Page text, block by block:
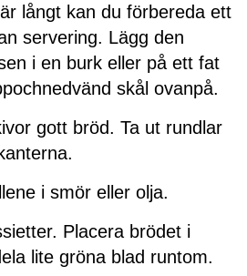
långt kan du förbereda ett
servering. Lägg den
i en burk eller på ett fat
skål ovanpå.
gott bröd. Ta ut rundlar
i smör eller olja.
Placera brödet i
lite gröna blad runtom.